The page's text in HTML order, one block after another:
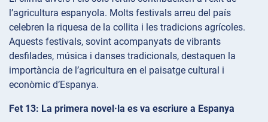
l’agricultura espanyola. Molts festivals arreu del país
celebren la riquesa de la collita i les tradicions agrícoles.
Aquests festivals, sovint acompanyats de vibrants
desfilades, música i danses tradicionals, destaquen la
importància de l’agricultura en el paisatge cultural i
econòmic d’Espanya.
Fet 13: La primera novel·la es va escriure a Espanya